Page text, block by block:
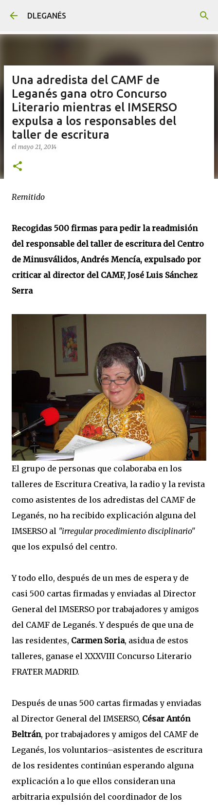
DLEGANÉS
Una adredista del CAMF de
Leganés gana otro Concurso
Literario mientras el IMSERSO
expulsa a los responsables del
taller de escritura
el mayo 21, 2014
Remitido
Recogidas 500 firmas para pedir la readmisión
del responsable del taller de escritura del Centro
de Minusválidos, Andrés Mencía, expulsado por
criticar al director del CAMF, José Luis Sánchez
Serra
El grupo de personas que colaboraba en los
talleres de Escritura Creativa, la radio y la revista
como asistentes de los adredistas del CAMF de
Leganés, no ha recibido explicación alguna del
IMSERSO al "irregular procedimiento disciplinario"
que los expulsó del centro.
Y todo ello, después de un mes de espera y de
casi 500 cartas firmadas y enviadas al Director
General del IMSERSO por trabajadores y amigos
del CAMF de Leganés. Y después de que una de
las residentes, Carmen Soria, asidua de estos
talleres, ganase el XXXVIII Concurso Literario
FRATER MADRID.
Después de unas 500 cartas firmadas y enviadas
al Director General del IMSERSO, César Antón
Beltrán, por trabajadores y amigos del CAMF de
Leganés, los voluntarios–asistentes de escritura
de los residentes continúan esperando alguna
explicación a lo que ellos consideran una
arbitraria expulsión del coordinador de los